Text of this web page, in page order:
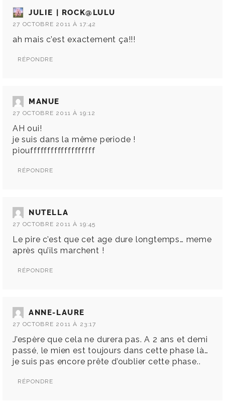
JULIE | ROCK@LULU
27 OCTOBRE 2011 À 17:42
ah mais c’est exactement ça!!!
RÉPONDRE
MANUE
27 OCTOBRE 2011 À 19:12
AH oui!
je suis dans la même periode !
pioufffffffffffffffffff
RÉPONDRE
NUTELLA
27 OCTOBRE 2011 À 19:45
Le pire c’est que cet age dure longtemps… meme
après qu’ils marchent !
RÉPONDRE
ANNE-LAURE
27 OCTOBRE 2011 À 23:17
J’espère que cela ne durera pas. A 2 ans et demi
passé, le mien est toujours dans cette phase là…
je suis pas encore prête d’oublier cette phase..
RÉPONDRE